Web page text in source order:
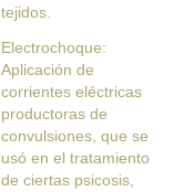
tejidos.
Electrochoque:
Aplicación de
corrientes eléctricas
productoras de
convulsiones, que se
usó en el tratamiento
de ciertas psicosis,